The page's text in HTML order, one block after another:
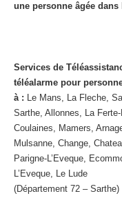
une personne âgée dans
Services de
téléalarme pour
à : Le Mans, La Fleche,
Sarthe, Allonnes, La Ferte-
Coulaines, Mamers,
Mulsanne, Change,
Parigne-L’Eveque,
L’Eveque, Le Lude
(Département 72 – Sarthe)